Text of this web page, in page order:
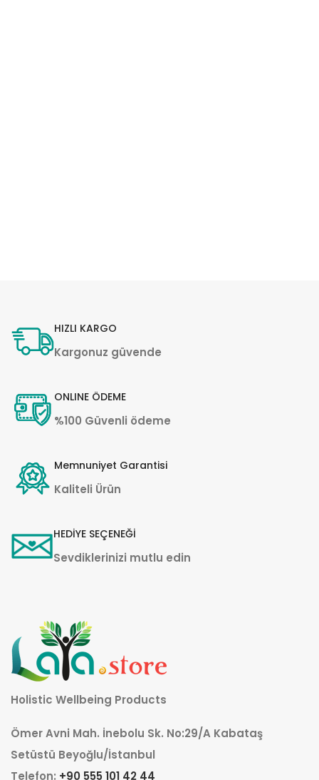
HIZLI KARGO
Kargonuz güvende
ONLINE ÖDEME
%100 Güvenli ödeme
Memnuniyet Garantisi
Kaliteli Ürün
HEDİYE SEÇENEĞİ
Sevdiklerinizi mutlu edin
Holistic Wellbeing Products
Ömer Avni Mah. İnebolu Sk. No:29/A Kabataş
Setüstü Beyoğlu/İstanbul
Telefon: +90 555 101 42 44